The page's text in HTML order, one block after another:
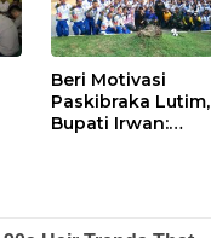
Beri Motivasi
Paskibraka Lutim,
Bupati Irwan: